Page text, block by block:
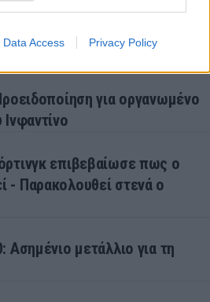
Data Access Privacy Policy
για οργανωμένο
επιβεβαίωσε πως ο
- Παρακολουθεί στενά ο
Ασημένιο μετάλλιο για τη